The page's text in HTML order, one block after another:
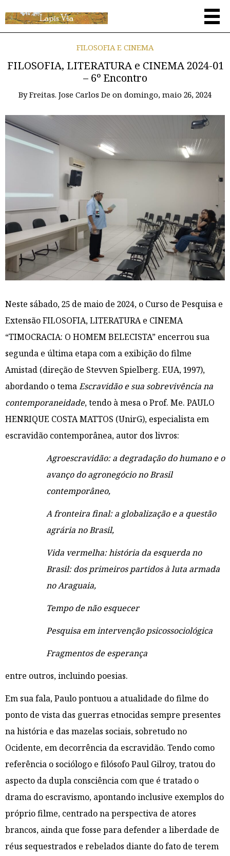
FILOSOFIA E CINEMA
FILOSOFIA, LITERATURA e CINEMA 2024-01
– 6º Encontro
ByFreitas. Jose Carlos De on domingo, maio 26, 2024
Neste sábado, 25 de maio de 2024, o Curso de Pesquisa e
Extensão FILOSOFIA, LITERATURA e CINEMA
“TIMOCRACIA: O HOMEM BELECISTA” encerrou sua
segunda e última etapa com a exibição do filme
Amistad (direção de Stevven Spielberg. EUA, 1997),
abordando o temaEscravidão e sua sobrevivência na
contemporaneidade, tendo à mesa o Prof. Me. PAULO
HENRIQUE COSTA MATTOS (UnirG), especialista em
escravidão contemporânea, autor dos livros:
Agroescravidão: a degradação do humano e o
avanço do agronegócio no Brasil
contemporâneo,
A fronteira final: a globalização e a questão
agrária no Brasil,
Vida vermelha: história da esquerda no
Brasil: dos primeiros partidos à luta armada
no Araguaia,
Tempo de não esquecer
Pesquisa em intervenção psicossociológica
Fragmentos de esperança
entre outros, incluindo poesias.
Em sua fala, Paulo pontuou a atualidade do filme do
ponto de vista das guerras etnocidas sempre presentes
na história e das mazelas sociais, sobretudo no
Ocidente, em decorrência da escravidão. Tendo como
referência o sociólogo e filósofo Paul Gilroy, tratou do
aspecto da dupla consciência com que é tratado o
drama do escravismo, apontando inclusive exemplos do
próprio filme, centrado na perspectiva de atores
brancos, ainda que fosse para defender a liberdade de
réus sequestrados e rebelados diante do fato de terem